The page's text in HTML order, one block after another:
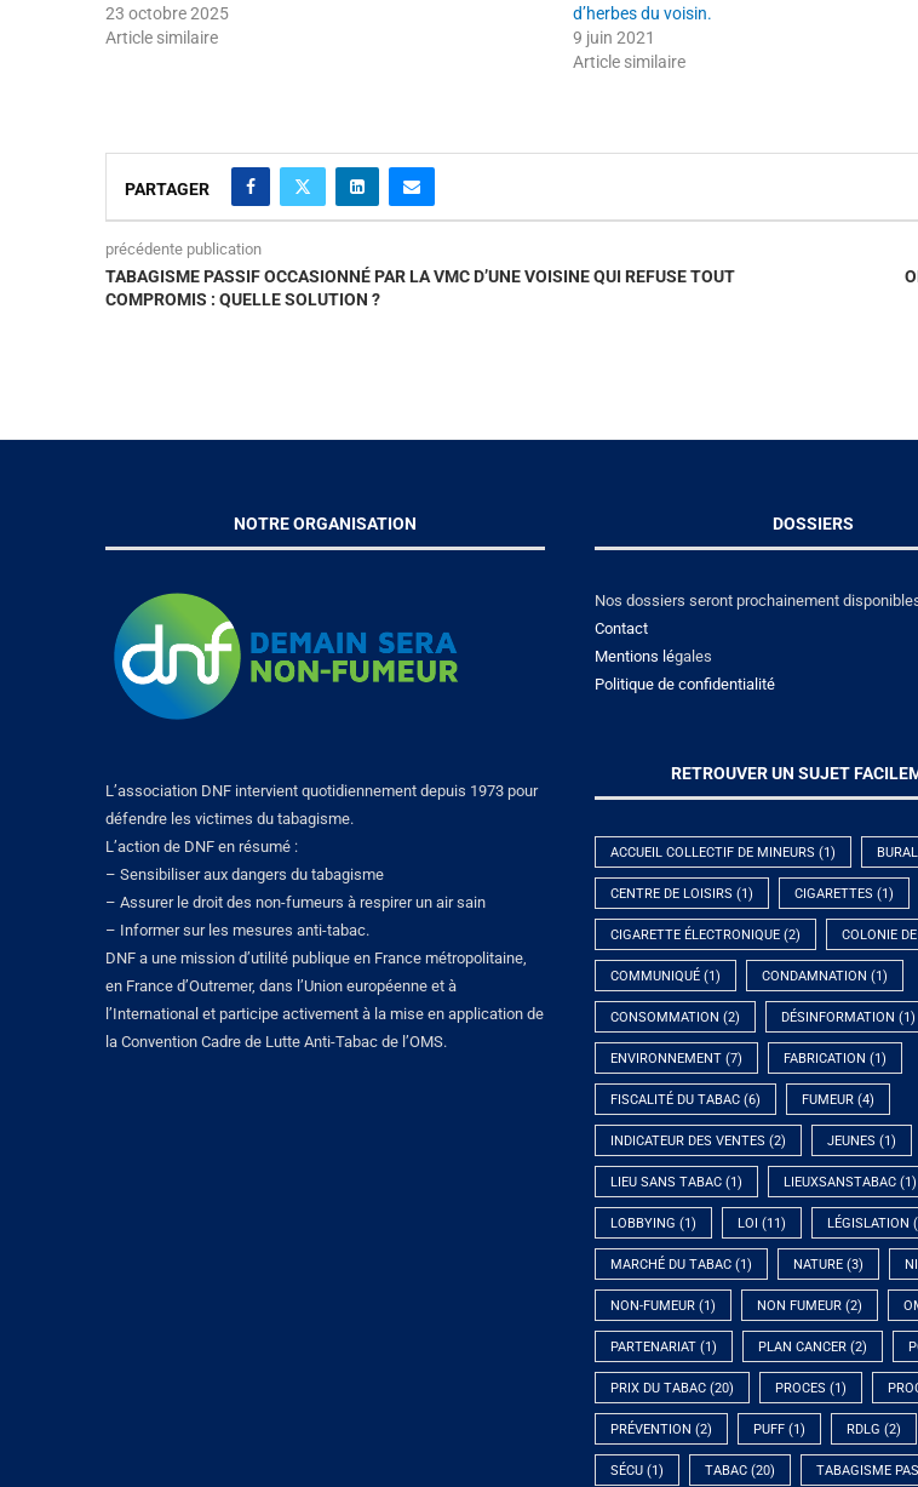
23 octobre 2025
Article similaire
d’herbes du voisin.
9 juin 2021
Article similaire
PARTAGER
précédente publication
TABAGISME PASSIF OCCASIONNÉ PAR LA VMC D’UNE VOISINE QUI REFUSE TOUT
COMPROMIS : QUELLE SOLUTION ?
NOTRE ORGANISATION
L’association DNF intervient quotidiennement depuis 1973 pour
défendre les victimes du tabagisme.
L’action de DNF en résumé :
– Sensibiliser aux dangers du tabagisme
– Assurer le droit des non-fumeurs à respirer un air sain
– Informer sur les mesures anti-tabac.
DNF a une mission d’utilité publique en France métropolitaine,
en France d’Outremer, dans l’Union européenne et à
l’International et participe activement à la mise en application de
la Convention Cadre de Lutte Anti-Tabac de l’OMS.
DOSSIERS
Nos dossiers seront prochainement
Contact
Mentions légales
Politique de confidentialité
RETROUVER UN SUJET
ACCUEIL COLLECTIF DE MINEURS (1)
CENTRE DE LOISIRS (1) CIGARETTES (1)
CIGARETTE ÉLECTRONIQUE(2) COLONIE
COMMUNIQUÉ(1) CONDAMNATION (1)
CONSOMMATION (2) DÉSINFORMATION (1)
ENVIRONNEMENT(7) FABRICATION (1)
FISCALITÉ DU TABAC(6) FUMEUR(4)
INDICATEUR DES VENTES (2) JEUNES (1)
LIEU SANS TABAC(1) LIEUXSANSTABAC(1)
LOBBYING (1) LOI (11) LÉGISLATION
MARCHÉ DU TABAC(1) NATURE(3)
NON-FUMEUR(1) NON FUMEUR(2)
PARTENARIAT(1) PLAN CANCER(2)
PRIX DU TABAC(20) PROCES (1)
PRÉVENTION (2) PUFF(1) RDLG (2)
SÉCU(1) TABAC(20) TABAGISME